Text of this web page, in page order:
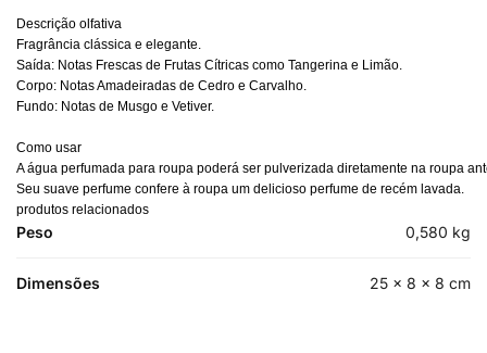
Descrição olfativa
Fragrância clássica e elegante.
Saída: Notas Frescas de Frutas Cítricas como Tangerina e Limão.
Corpo: Notas Amadeiradas de Cedro e Carvalho.
Fundo: Notas de Musgo e Vetiver.
Como usar
A água perfumada para roupa poderá ser pulverizada diretamente na roupa
Seu suave perfume confere à roupa um delicioso perfume de recém lavada.
produtos relacionados
Peso 0,580 kg
Dimensões 25 × 8 × 8 cm